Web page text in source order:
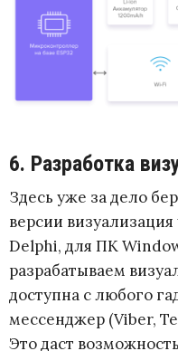
6. Разработка
Здесь уже за дело
версии
Delphi, для ПК
разрабатываем
доступна с любого
мессенджер (Viber,
Это даст